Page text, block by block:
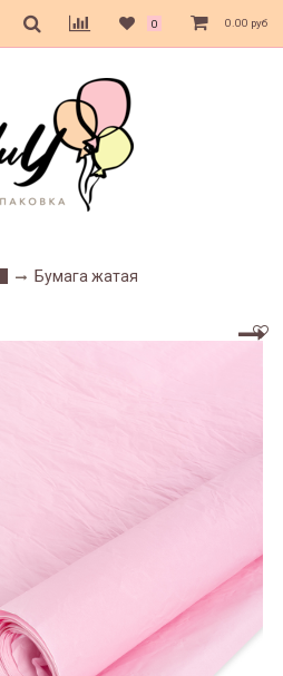
0 0.00 руб
Бумага жатая